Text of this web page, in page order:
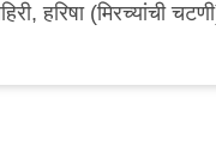
हरिषा (मिरच्यांची